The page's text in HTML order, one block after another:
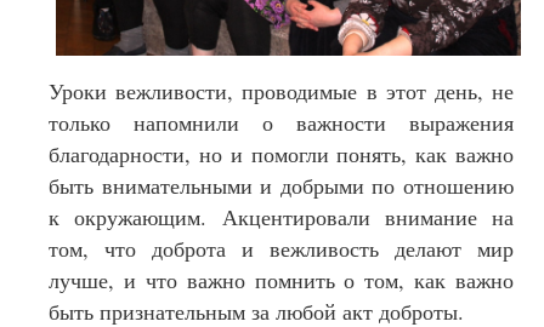
Уроки вежливости, проводимые в этот день, не
только напомнили о важности выражения
благодарности, но и помогли понять, как важно
быть внимательными и добрыми по отношению
к окружающим. Акцентировали внимание на
том, что доброта и вежливость делают мир
лучше, и что важно помнить о том, как важно
быть признательным за любой акт доброты.